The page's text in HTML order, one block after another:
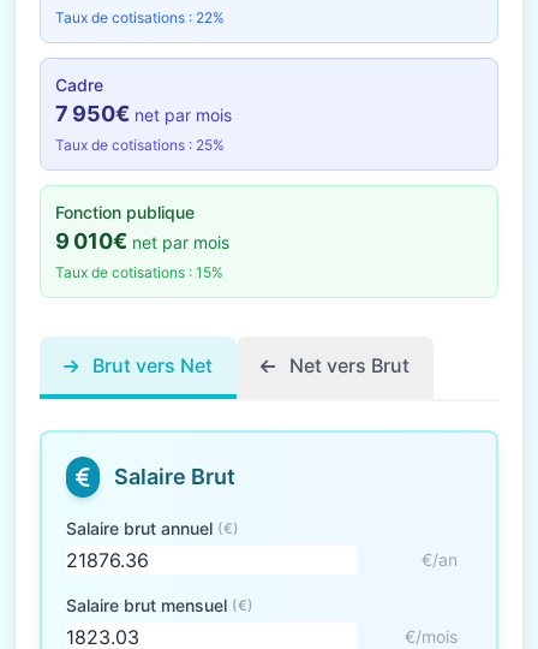
Taux de cotisations : 22%
Cadre
7 950€ net par mois
Taux de cotisations : 25%
Fonction publique
9 010€ net par mois
Taux de cotisations : 15%
Brut vers Net Net vers Brut
Salaire Brut
Salaire brut annuel (€)
€/an
Salaire brut mensuel (€)
€/mois